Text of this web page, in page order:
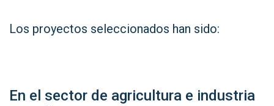
Los proyectos seleccionados han sido:
En el sector de agricultura e industria